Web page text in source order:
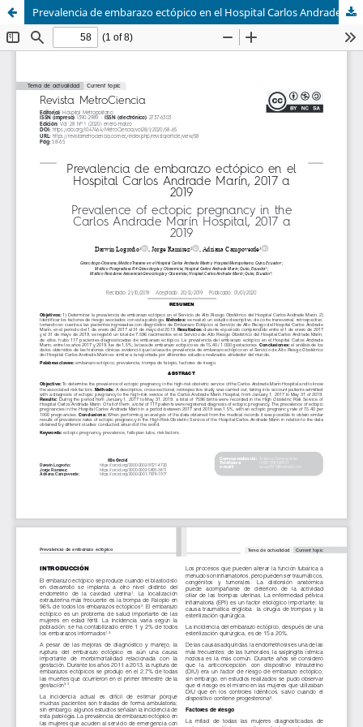
Prevalencia de embarazo ectópico en el Hospital Carlos Andrade Marín, 2017 a 2019